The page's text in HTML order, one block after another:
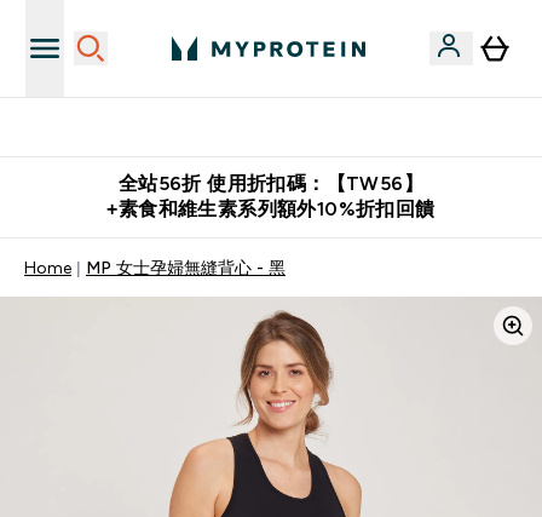
全站56折 使用折扣碼：【TW56】
+素食和維生素系列額外10%折扣回饋
Home MP 女士孕婦無縫背心 - 黑